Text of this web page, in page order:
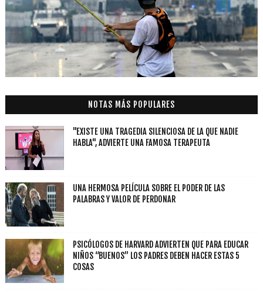
NOTAS MÁS POPULARES
"EXISTE UNA TRAGEDIA SILENCIOSA DE LA QUE NADIE
HABLA", ADVIERTE UNA FAMOSA TERAPEUTA
UNA HERMOSA PELÍCULA SOBRE EL PODER DE LAS
PALABRAS Y VALOR DE PERDONAR
PSICÓLOGOS DE HARVARD ADVIERTEN QUE PARA EDUCAR
NIÑOS “BUENOS” LOS PADRES DEBEN HACER ESTAS 5
COSAS